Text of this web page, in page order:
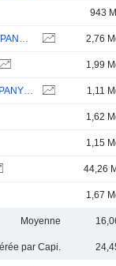
943 M
THE NATIONAL SHIPPING COMPANY OF SAUDI ARABIA 2,76
1,99
QATAR GAS TRANSPORT COMPANY LIMITED (NAKILAT) (QPSC) 1,11
1,62
1,15
44,26
1,67
Moyenne
par Capi.